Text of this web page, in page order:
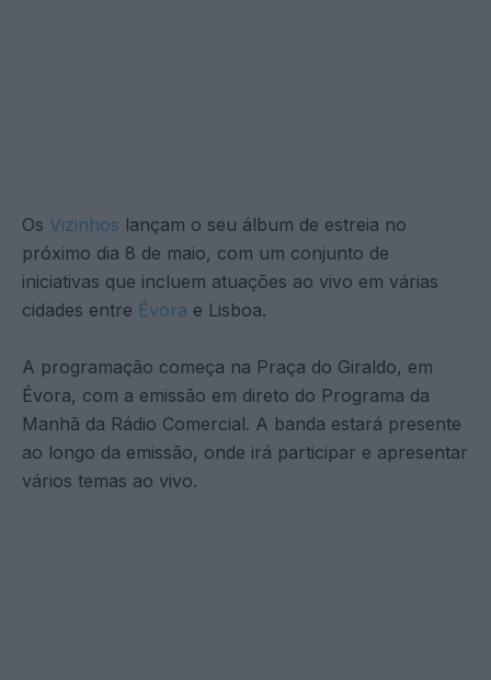
Os Vizinhos lançam o seu álbum de estreia no
próximo dia 8 de maio, com um conjunto de
iniciativas que incluem atuações ao vivo em várias
cidades entre Évora e Lisboa.
A programação começa na Praça do Giraldo, em
Évora, com a emissão em direto do Programa da
Manhã da Rádio Comercial. A banda estará presente
ao longo da emissão, onde irá participar e apresentar
vários temas ao vivo.